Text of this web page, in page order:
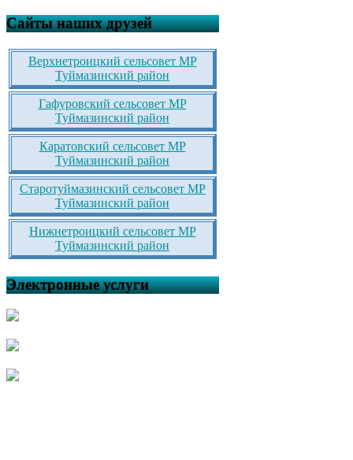
Сайты наших друзей
Верхнетроицкий сельсовет МР
Туймазинский район
Гафуровский сельсовет МР
Туймазинский район
Каратовский сельсовет МР
Туймазинский район
Старотуймазинский сельсовет МР
Туймазинский район
Нижнетроицкий сельсовет МР
Туймазинский район
Электронные услуги